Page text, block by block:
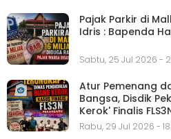
Pajak Parkir di
Idris : Bapenda
Sabtu, 25 Jul 2026 -
Atur Pemenang
Bangsa, Disdik
Kerok' Finalis
Rabu, 29 Jul 2026 -